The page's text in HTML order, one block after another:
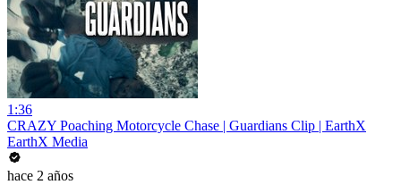
1:36
CRAZY Poaching Motorcycle Chase | Guardians Clip | EarthX
EarthX Media
hace 2 años